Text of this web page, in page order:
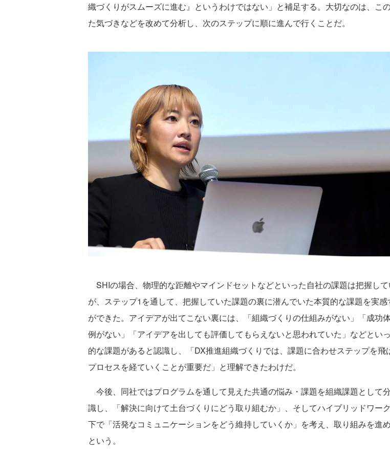
織づくりがスムーズに進む』というわけではない」と補足する。大切なのは、こ
た気づきなどを改めて分析し、次のステップに順に進んで行くことだ。
SHIの場合、物理的な距離やマインドセットなどといった自社の課題は把握して
が、ステップ1を通して、把握していた課題の裏に潜んでいた本質的な課題を実感
ができた。アイデアが出てこない裏には、「組織づくりの仕組みがない」「成功
例がない」「アイデアを出しても評価してもらえないと思われていた」などとい
的な課題があると認識し、「DX推進組織づくりでは、課題に合わせステップを飛
プロセスを経ていくことが重要だ」と理解できたわけだ。
今後、同社ではプログラムを通して見えた共通の悩み・課題を組織課題として
識し、「解決に向けて土台づくりにどう取り組むか」、そしてハイブリッドワー
下で「活発なコミュニケーションをどう維持していくか」を考え、取り組みを進
という。